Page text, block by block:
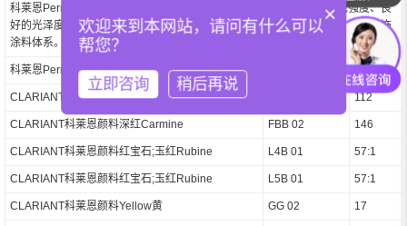
科莱恩Permanent系列颜料由牢度特性不同的颜料组成。由于其高着色强度、良
好的光泽度和良好的耐光性，Permanent颜料适用于印刷油墨、工业涂料和装饰
涂料体系。
科莱恩Permanent 系列 索引号
CLARIANT科莱恩颜料Red红 112
CLARIANT科莱恩颜料深红Carmine FBB 02 146
CLARIANT科莱恩颜料红宝石;玉红Rubine L4B 01 57:1
CLARIANT科莱恩颜料红宝石;玉红Rubine L5B 01 57:1
CLARIANT科莱恩颜料Yellow黄 GG 02 17
你们招代理商吗？
×
欢迎来到本网站，请问有什么可以
帮您？
立即咨询 稍后再说